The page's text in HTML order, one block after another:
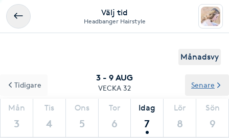
Välj tid
Headbanger Hairstyle
Månadsvy
3 - 9 AUG
VECKA 32
Mån
3
Tis
4
Ons
5
Tor
6
Idag
7
Lör
8
Sön
9
Tidigare Senare